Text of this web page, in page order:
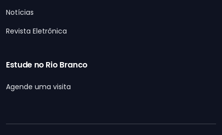
Notícias
Revista Eletrônica
Estude no Rio Branco
Agende uma visita